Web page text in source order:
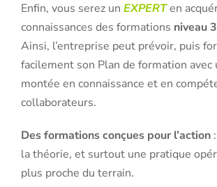
Enfin, vous serez un EXPERTen
connaissances des formations niveau
Ainsi, l’entreprise peut prévoir, puis
facilement son Plan de formation avec
montée en connaissance et en
collaborateurs.
Des formations conçues pour l’action:
la théorie, et surtout une pratique
plus proche du terrain.